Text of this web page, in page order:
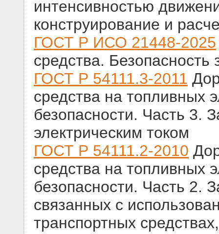
интенсивностью
конструирование и
ГОСТ Р ИСО 21448-2025
средства.
ГОСТ Р 54111.3-2011
средства на топливных
безопасности. Часть 3.
электрическим током
ГОСТ Р 54111.2-2010
средства на топливных
безопасности. Часть 2.
связанных с
транспортных